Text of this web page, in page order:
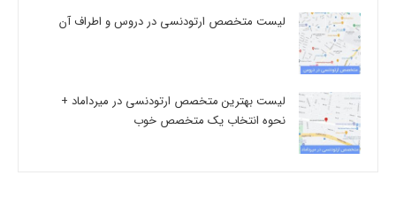
لیست متخصص ارتودنسی در دروس و اطراف آن
لیست بهترین متخصص ارتودنسی در میرداماد +
نحوه انتخاب یک متخصص خوب